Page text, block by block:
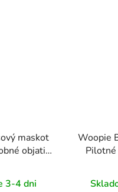
maskot
objatia
3-4 dni
Woopie